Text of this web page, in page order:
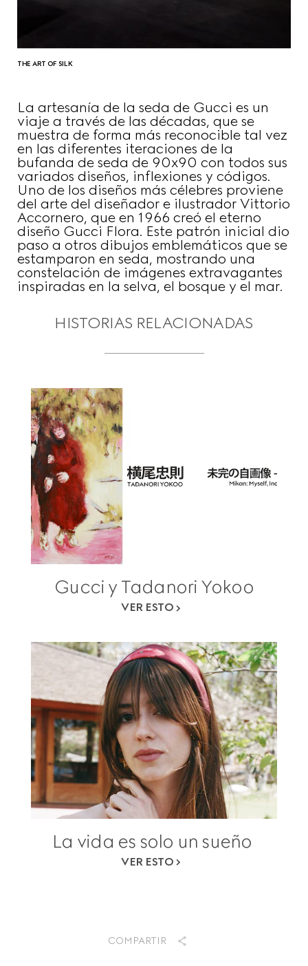
THE ART OF SILK
La artesanía de la seda de Gucci es un
viaje a través de las décadas, que se
muestra de forma más reconocible tal vez
en las diferentes iteraciones de la
bufanda de seda de 90x90 con todos sus
variados diseños, inflexiones y códigos.
Uno de los diseños más célebres proviene
del arte del diseñador e ilustrador Vittorio
Accornero, que en 1966 creó el eterno
diseño Gucci Flora. Este patrón inicial dio
paso a otros dibujos emblemáticos que se
estamparon en seda, mostrando una
constelación de imágenes extravagantes
inspiradas en la selva, el bosque y el mar.
HISTORIAS RELACIONADAS
Gucci y Tadanori Yokoo
VER ESTO
La vida es solo un sueño
VER ESTO
COMPARTIR